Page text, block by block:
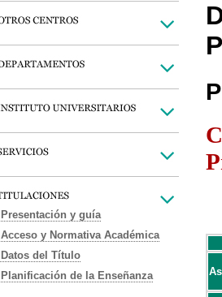
Presentación y guía
Acceso y Normativa Académica
Datos del Título
Planificación de la Enseñanza